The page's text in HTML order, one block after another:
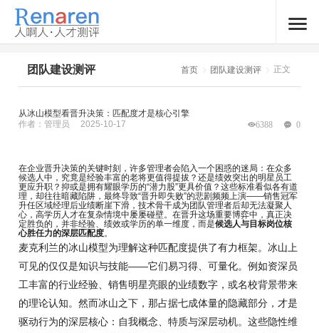
团队建设测评 首页 团队建设测评 正文
从冰山模型看晋升决策：匹配度才是核心引擎
作者：管理员
2025-10-17 6388 0
在企业晋升决策的关键时刻，许多管理者会陷入一个困惑的迷局：在众多
候选人中，究竟是经验丰富的老将更值得提拔？还是绩效突出的明星员工
更应升职？抑或是拥有耀眼学历的“潜力股”更具价值？这些标准看似各有道
理，却往往暗藏陷阱，最终导致“晋升即失败”的悲剧频频上演——销售冠军
升任区域经理后业绩断崖下滑，技术骨干成为团队管理者后却无法凝聚人
心，高学历人才在复杂情境中屡屡碰壁。在晋升这场重要博弈中，真正决
定胜负的，并非经验、绩效或学历的单一维度，而是候选人与目标岗位核
心胜任力的深层匹配度。
麦克利兰的冰山模型为理解这种匹配度提供了有力框架。冰山上
可见的仅仅是知识与技能——它们易习得、可量化。例如资深员
工丰富的行业经验、销售明星亮眼的业绩数字，或名校背景带来
的理论认知。然而冰山之下，那占据七成体量的隐藏部分，才是
驱动行为的深层核心：自我概念、特质与深层动机。这些隐性维